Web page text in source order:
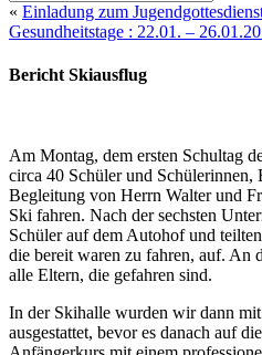
« Einladung zum
Gesundheitstage : 22.01. –
Bericht Skiausflug
Am Montag, dem ersten Schultag
circa 40 Schüler und Schülerinnen,
Begleitung von Herrn Walter und
Ski fahren. Nach der sechsten
Schüler auf dem Autohof und
die bereit waren zu fahren, auf. An
alle Eltern, die gefahren sind.
In der Skihalle wurden wir dann mit
ausgestattet, bevor es danach auf